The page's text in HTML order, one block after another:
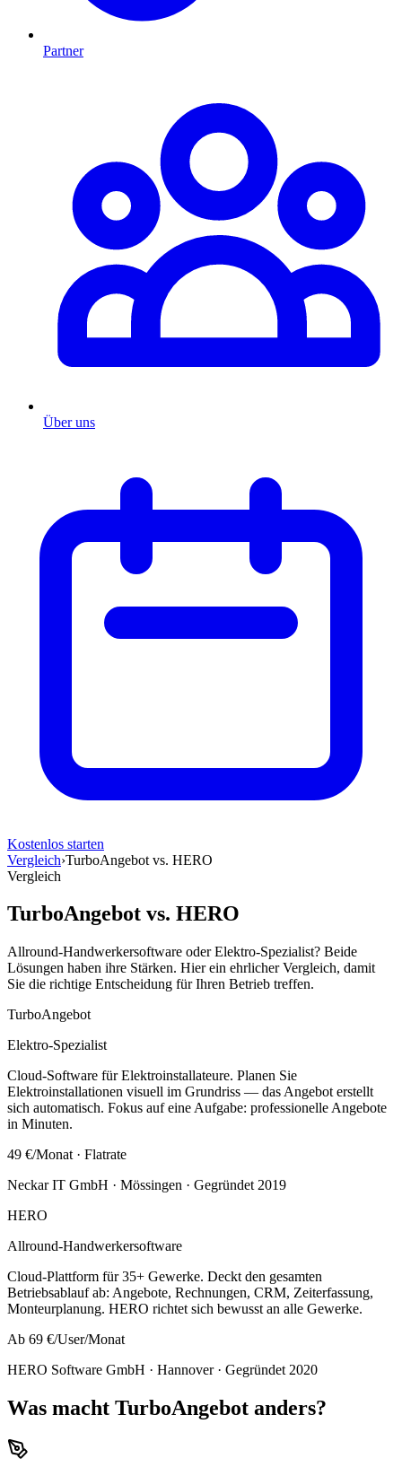
Partner
Über uns
Kostenlos starten
Vergleich›TurboAngebot vs. HERO
Vergleich
TurboAngebot vs. HERO
Allround-Handwerkersoftware oder Elektro-Spezialist? Beide
Lösungen haben ihre Stärken. Hier ein ehrlicher Vergleich, damit
Sie die richtige Entscheidung für Ihren Betrieb treffen.
TurboAngebot
Elektro-Spezialist
Cloud-Software für Elektroinstallateure. Planen Sie
Elektroinstallationen visuell im Grundriss — das Angebot erstellt
sich automatisch. Fokus auf eine Aufgabe: professionelle Angebote
in Minuten.
49 €/Monat · Flatrate
Neckar IT GmbH · Mössingen · Gegründet 2019
HERO
Allround-Handwerkersoftware
Cloud-Plattform für 35+ Gewerke. Deckt den gesamten
Betriebsablauf ab: Angebote, Rechnungen, CRM, Zeiterfassung,
Monteurplanung. HERO richtet sich bewusst an alle Gewerke.
Ab 69 €/User/Monat
HERO Software GmbH · Hannover · Gegründet 2020
Was macht TurboAngebot anders?